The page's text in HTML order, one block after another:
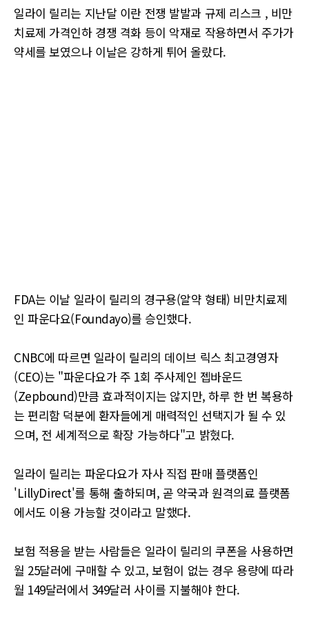
일라이 릴리는 지난달 이란 전쟁 발발과 규제 리스크 , 비만
치료제 가격인하 경쟁 격화 등이 악재로 작용하면서 주가가
약세를 보였으나 이날은 강하게 튀어 올랐다.
FDA는 이날 일라이 릴리의 경구용(알약 형태) 비만치료제
인 파운다요(Foundayo)를 승인했다.
CNBC에 따르면 일라이 릴리의 데이브 릭스 최고경영자
(CEO)는 "파운다요가 주 1회 주사제인 젭바운드
(Zepbound)만큼 효과적이지는 않지만, 하루 한 번 복용하
는 편리함 덕분에 환자들에게 매력적인 선택지가 될 수 있
으며, 전 세계적으로 확장 가능하다"고 밝혔다.
일라이 릴리는 파운다요가 자사 직접 판매 플랫폼인
'LillyDirect'를 통해 출하되며, 곧 약국과 원격의료 플랫폼
에서도 이용 가능할 것이라고 말했다.
보험 적용을 받는 사람들은 일라이 릴리의 쿠폰을 사용하면
월 25달러에 구매할 수 있고, 보험이 없는 경우 용량에 따라
월 149달러에서 349달러 사이를 지불해야 한다.